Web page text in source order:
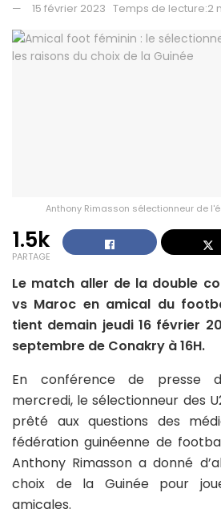
15 février 2023 Temps de lecture:2
Anthony Rimasson sélectionneur de
1.5k
PARTAGE
Le match aller de la double
vs Maroc en amical du
tient demain jeudi 16 février
septembre de Conakry à 16H.
En conférence de presse
mercredi, le sélectionneur des
prêté aux questions des
fédération guinéenne de
Anthony Rimasson a donné
choix de la Guinée pour
amicales.